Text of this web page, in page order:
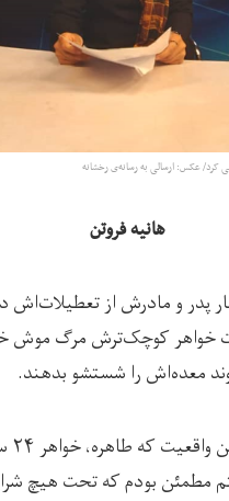
کرد/ عکس: ارسالی به رسانه‌ی رخشانه
هانیه فروتن
وقتی که کنار پدر و مادرش از
خواهر کوچک‌ترش مرگ موش
معده‌اش را شستشو بدهند.
مطمئن بودم که تحت هیچ